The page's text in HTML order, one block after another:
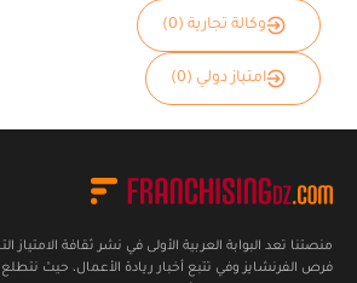
وكالة تجارية (0)
امتياز دولي (0)
منصتنا تعد البوابة العربية الأولى في نشر ثقافة
فرص الفرنشايز وفي تتبع أخبار ريادة الأعمال، حيث